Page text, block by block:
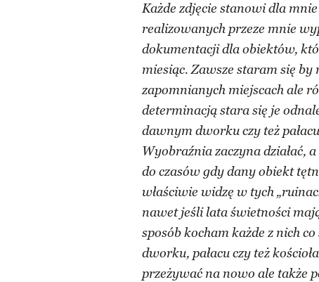
Każde zdjęcie stanowi dla
realizowanych przeze mnie
dokumentacji dla obiektów,
miesiąc. Zawsze staram się
zapomnianych miejscach ale
determinacją stara się je
dawnym dworku czy też
Wyobraźnia zaczyna działać,
do czasów gdy dany obiekt
właściwie widzę w tych
nawet jeśli lata świetności
sposób kocham każde z nich
dworku, pałacu czy też
przeżywać na nowo ale także